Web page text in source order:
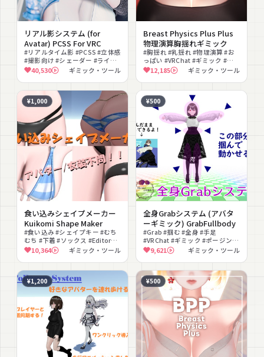
リアル影システム (for
Avatar) PCSS For VRC
#リアルタイム影 #PCSS #立体感
#撮影向け #シェーダー #ライテ
ィング #lilToon対応
40,530 ギミック・ツール
Breast Physics Plus Plus
物理演算胸揺れギミック
#胸揺れ #乳揺れ #物理演算 #お
っぱい #VRChat #ギミック #コ
ライダー #揺れ物 #リアル #プリ
セット
12,185 ギミック・ツール
¥1,000
食い込みシェイプメーカー
Kuikomi Shape Maker
#食い込み #シェイプキー #むち
むち #下着 #ソックス #Editor拡
張 #Unity #VRChat #GPU処理 #
貫通対策
10,364 ギミック・ツール
¥500
全身Grabシステム (アバタ
ーギミック) GrabFullbody
#Grab #掴む #全身 #手足
#VRChat #ギミック #ポージング
#IK #インタラクション
9,621 ギミック・ツール
¥1,200 ¥500